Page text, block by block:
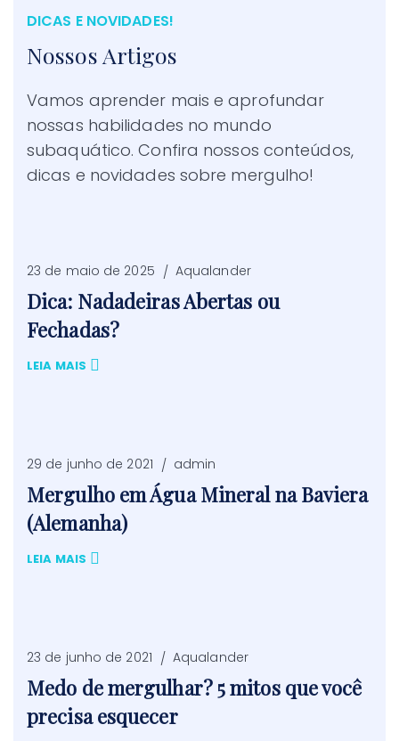
DICAS E NOVIDADES!
Nossos Artigos
Vamos aprender mais e aprofundar
nossas habilidades no mundo
subaquático. Confira nossos conteúdos,
dicas e novidades sobre mergulho!
23 de maio de 2025 Aqualander
Dica: Nadadeiras Abertas ou
Fechadas?
LEIA MAIS
29 de junho de 2021 admin
Mergulho em Água Mineral na Baviera
(Alemanha)
LEIA MAIS
23 de junho de 2021 Aqualander
Medo de mergulhar? 5 mitos que você
precisa esquecer